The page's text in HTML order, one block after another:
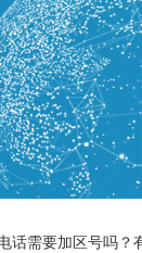
话需要加区号吗？